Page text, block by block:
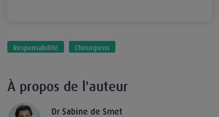
Responsabilité Chirurgiens
À propos de l'auteur
Dr Sabine de Smet